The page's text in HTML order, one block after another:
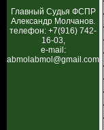
Главный Судья ФСПР
Александр Молчанов.
телефон: +7(916) 742-
16-03,
e-mail:
abmolabmol@gmail.com